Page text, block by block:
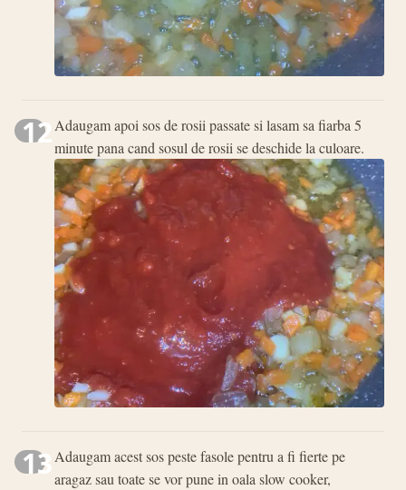
12Adaugam apoi sos de rosii passate si lasam sa fiarba 5
minute pana cand sosul de rosii se deschide la culoare.
13Adaugam acest sos peste fasole pentru a fi fierte pe
aragaz sau toate se vor pune in oala slow cooker,